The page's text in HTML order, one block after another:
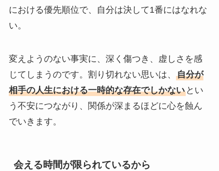
における優先順位で、自分は決して1番にはなれな
い。
変えようのない事実に、深く傷つき、虚しさを感
じてしまうのです。割り切れない思いは、 自分が
相手の人生における一時的な存在でしかないとい
う不安につながり、関係が深まるほどに心を蝕ん
でいきます。
会える時間が限られているから